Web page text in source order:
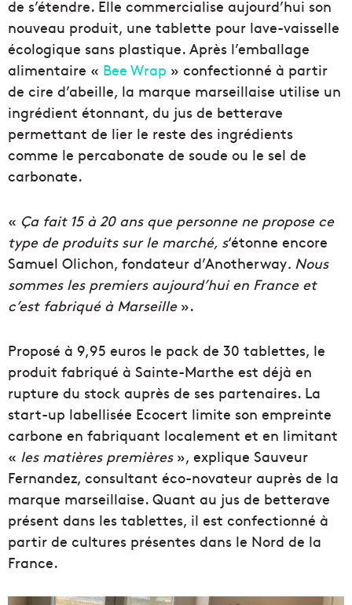
de s’étendre. Elle commercialise aujourd’hui son
nouveau produit, une tablette pour lave-vaisselle
écologique sans plastique. Après l’emballage
alimentaire « Bee Wrap » confectionné à partir
de cire d’abeille, la marque marseillaise utilise un
ingrédient étonnant, du jus de betterave
permettant de lier le reste des ingrédients
comme le percabonate de soude ou le sel de
carbonate.
« Ça fait 15 à 20 ans que personne ne propose ce
type de produits sur le marché, s‘étonne encore
Samuel Olichon, fondateur d’Anotherway. Nous
sommes les premiers aujourd’hui en France et
c’est fabriqué à Marseille».
Proposé à 9,95 euros le pack de 30 tablettes, le
produit fabriqué à Sainte-Marthe est déjà en
rupture du stock auprès de ses partenaires. La
start-up labellisée Ecocert limite son empreinte
carbone en fabriquant localement et en limitant
« les matières premières», explique Sauveur
Fernandez, consultant éco-novateur auprès de la
marque marseillaise. Quant au jus de betterave
présent dans les tablettes, il est confectionné à
partir de cultures présentes dans le Nord de la
France.